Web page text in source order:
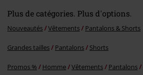
Plus de catégories. Plus d'options.
Nouveautés Vêtements Pantalons & Shorts
Grandes tailles Pantalons Shorts
Promos % Homme Vêtements Pantalons